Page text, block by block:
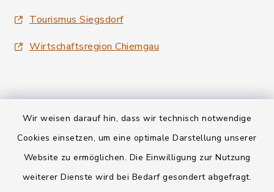
Wir weisen darauf hin, dass wir technisch notwendige
Cookies einsetzen, um eine optimale Darstellung unserer
Website zu ermöglichen. Die Einwilligung zur Nutzung
weiterer Dienste wird bei Bedarf gesondert abgefragt.
Tourismus Siegsdorf
Wirtschaftsregion Chiemgau
Kontakt